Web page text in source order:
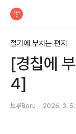
절기에 부치는 편지
[경칩에
4]
보루Boru 2026. 3. 5.